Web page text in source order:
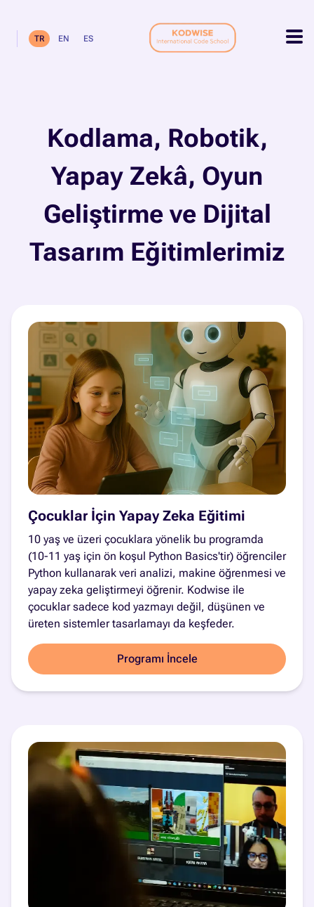
TR EN ES
Kodlama, Robotik,
Yapay Zekâ, Oyun
Geliştirme ve Dijital
Tasarım Eğitimlerimiz
Çocuklar İçin Yapay Zeka Eğitimi
10 yaş ve üzeri çocuklara yönelik bu programda
(10-11 yaş için ön koşul Python Basics'tir) öğrenciler
Python kullanarak veri analizi, makine öğrenmesi ve
yapay zeka geliştirmeyi öğrenir. Kodwise ile
çocuklar sadece kod yazmayı değil, düşünen ve
üreten sistemler tasarlamayı da keşfeder.
Programı İncele